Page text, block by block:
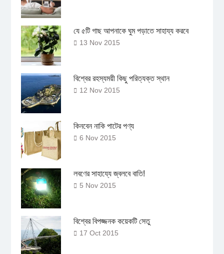
যে ৫টি গাছ আপনাকে ঘুম পড়াতে সাহায্য করবে
13 Nov 2015
বিশ্বের রহস্যময়ী কিছু পরিত্যক্ত স্থান
12 Nov 2015
কিনবেন নাকি পাটের পণ্য
6 Nov 2015
লবণের সাহায্যে জ্বলবে বাতি!
5 Nov 2015
বিশ্বের বিপজ্জনক কয়েকটি সেতু
17 Oct 2015